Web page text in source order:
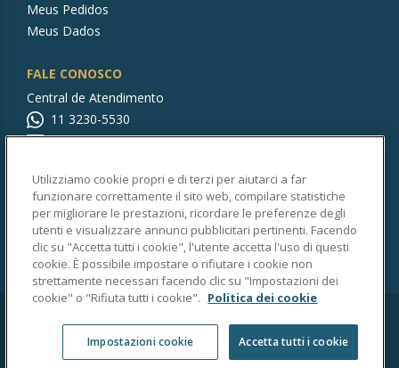
Meus Pedidos
Meus Dados
FALE CONOSCO
Central de Atendimento
11 3230-5530
rocabrasilstore@br.roca.com
CONTINUE CONOSCO!
Copyright © 2025 Roca Sanitários Brasil LTDA.
CNPJ:75.801.902/0001-26 | Av. Quartorze de Dezembro, 2800 Vila
Mafalda - Jundiaí (SP) | CEP: 13206-105.
Utilizziamo cookie propri e di terzi per aiutarci a far
funzionare correttamente il sito web, compilare statistiche
per migliorare le prestazioni, ricordare le preferenze degli
utenti e visualizzare annunci pubblicitari pertinenti. Facendo
clic su "Accetta tutti i cookie", l'utente accetta l'uso di questi
cookie. È possibile impostare o rifiutare i cookie non
strettamente necessari facendo clic su "Impostazioni dei
cookie" o "Rifiuta tutti i cookie". Politica dei cookie
Impostazioni cookie Accetta tutti i cookie